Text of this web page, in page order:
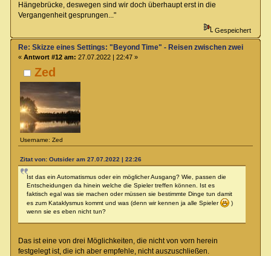
Hängebrücke, deswegen sind wir doch überhaupt erst in die
Vergangenheit gesprungen..."
Gespeichert
Zed
Username: Zed
Re: Skizze eines Settings: "Beyond Time" - Reisen zwischen zwei
« Antwort #12 am: 27.07.2022 | 22:47 »
Zitat von: Outsider am 27.07.2022 | 22:26
Ist das ein Automatismus oder ein möglicher Ausgang? Wie, passen die
Entscheidungen da hinein welche die Spieler treffen können. Ist es
faktisch egal was sie machen oder müssen sie bestimmte Dinge tun damit
es zum Kataklysmus kommt und was (denn wir kennen ja alle Spieler
)
wenn sie es eben nicht tun?
Das ist eine von drei Möglichkeiten, die nicht von vorn herein
festgelegt ist, die ich aber empfehle, nicht auszuschließen.